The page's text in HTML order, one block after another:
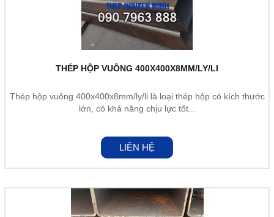
THÉP HỘP VUÔNG 400X400X8MM/LY/LI
Thép hộp vuông 400x400x8mm/ly/li là loại thép hộp có kích thước
lớn, có khả năng chịu lực tốt...
LIÊN HỆ